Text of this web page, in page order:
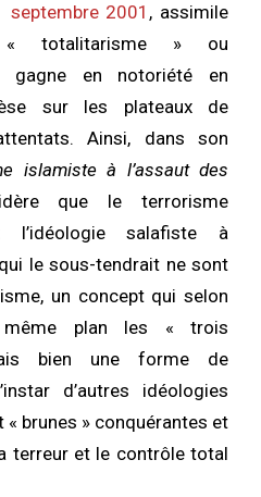
septembre 2001 , assimile
totalitarisme » ou
en notoriété en
sur les plateaux de
Ainsi, dans son
islamiste à l’assaut des
que le terrorisme
l’idéologie salafiste à
le sous-tendrait ne sont
un concept qui selon
plan les « trois
bien une forme de
d’autres idéologies
brunes » conquérantes et
terreur et le contrôle total